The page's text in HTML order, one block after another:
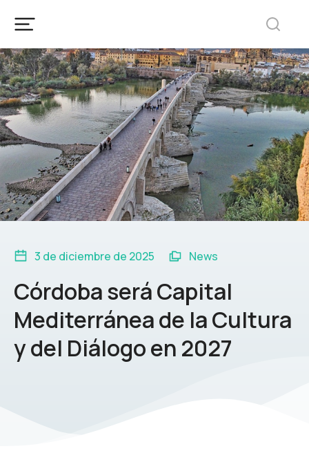
3 de diciembre de 2025 News
Córdoba será Capital
Mediterránea de la Cultura
y del Diálogo en 2027